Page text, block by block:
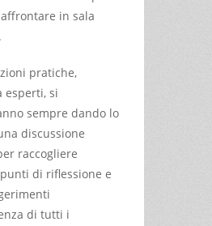
in sala
pratiche,
esperti, si
sempre dando lo
discussione
raccogliere
di riflessione e
di tutti i